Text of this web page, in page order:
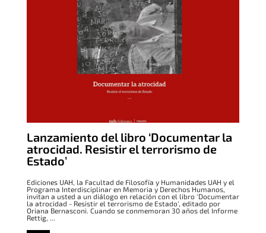
Lanzamiento del libro ‘Documentar la
atrocidad. Resistir el terrorismo de
Estado’
Ediciones UAH, la Facultad de Filosofía y Humanidades UAH y el
Programa Interdisciplinar en Memoria y Derechos Humanos,
invitan a usted a un diálogo en relación con el libro 'Documentar
la atrocidad - Resistir el terrorismo de Estado', editado por
Oriana Bernasconi. Cuando se conmemoran 30 años del Informe
Rettig, ...